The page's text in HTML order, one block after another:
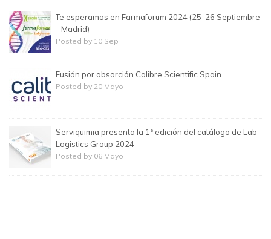
Te esperamos en Farmaforum 2024 (25-26 Septiembre
- Madrid)
Posted by 10 Sep
Fusión por absorción Calibre Scientific Spain
Posted by 20 Mayo
Serviquimia presenta la 1ª edición del catálogo de Lab
Logistics Group 2024
Posted by 06 Mayo